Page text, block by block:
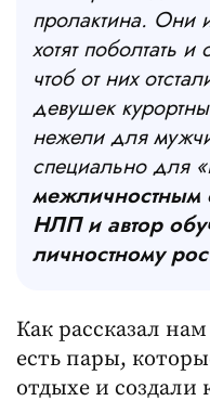
пролактина. Они
хотят поболтать
чтоб от них
девушек
нежели для
специально для
межличностным
НЛП и автор
личностному
Как рассказал
есть пары,
отдыхе и создали